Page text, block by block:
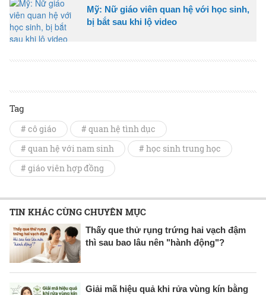
Mỹ: Nữ giáo viên quan hệ với học sinh,
bị bắt sau khi lộ video
Tag
# cô giáo
# quan hệ tình dục
# quan hệ với nam sinh
# học sinh trung học
# giáo viên hợp đồng
TIN KHÁC CÙNG CHUYÊN MỤC
Thấy que thử rụng trứng hai vạch đậm
thì sau bao lâu nên "hành động"?
Giải mã hiệu quả khi rửa vùng kín bằng